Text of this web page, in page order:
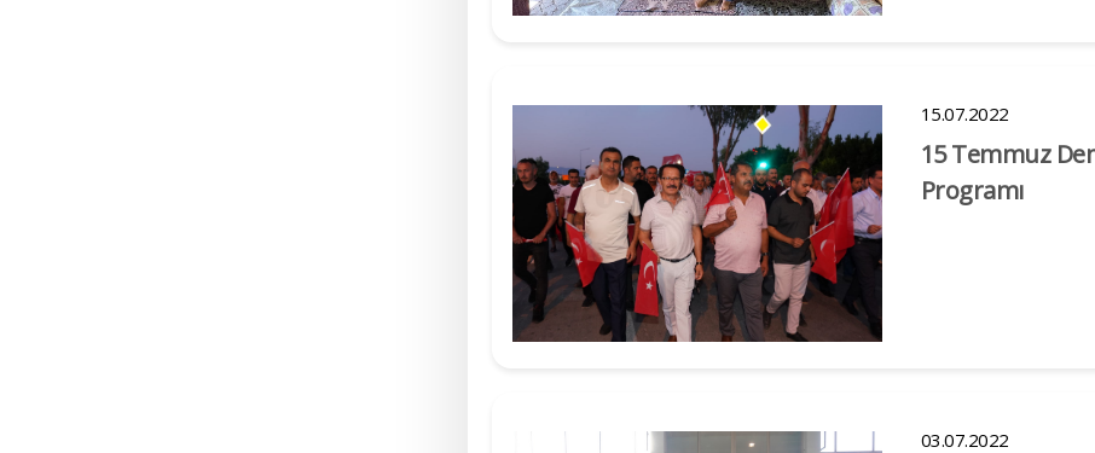
15.07.2022
15 Temmuz
Programı
03.07.2022